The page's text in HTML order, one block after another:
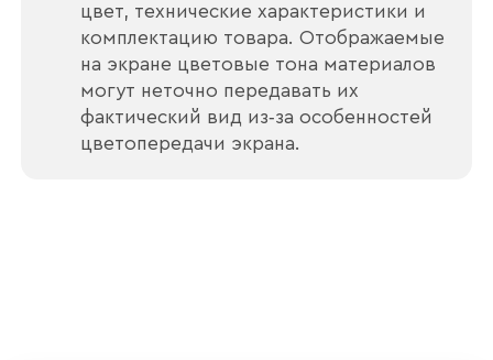
цвет, технические характеристики и
комплектацию товара. Отображаемые
на экране цветовые тона материалов
могут неточно передавать их
фактический вид из‑за особенностей
цветопередачи экрана.
Согласен с
политикой конфиденциальности
и обработкой данных.